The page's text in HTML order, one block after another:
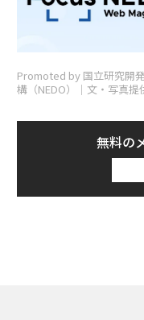
Promoted by 国立研究開
構（NEDO）│文・写真提
無料の